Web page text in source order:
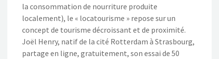
la consommation de nourriture produite
localement), le « locatourisme » repose sur un
concept de tourisme décroissant et de proximité.
Joël Henry, natif de la cité Rotterdam à Strasbourg,
partage en ligne, gratuitement, son essai de 50